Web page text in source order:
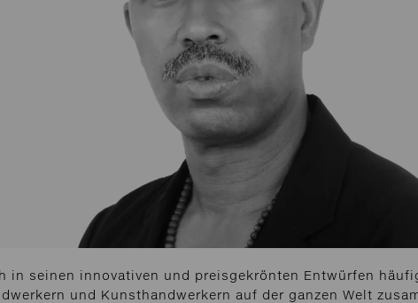
in seinen innovativen und preisgekrönten Entwürfen
und Kunsthandwerkern auf der ganzen Welt